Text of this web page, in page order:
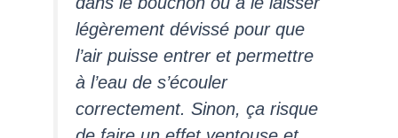
légèrement dévissé pour que
l’air puisse entrer et permettre
à l’eau de s’écouler
correctement. Sinon, ça risque